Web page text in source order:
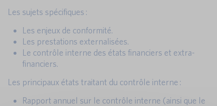
Les sujets spécifiques :
Les enjeux de conformité.
Les prestations externalisées.
Le contrôle interne des états financiers et extra-
financiers.
Les principaux états traitant du contrôle interne :
Rapport annuel sur le contrôle interne (ainsi que le